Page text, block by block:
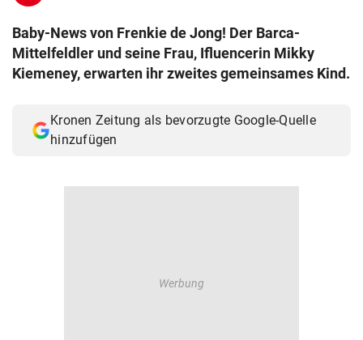
Baby-News von Frenkie de Jong! Der Barca-
Mittelfeldler und seine Frau, Ifluencerin Mikky
Kiemeney, erwarten ihr zweites gemeinsames Kind.
Kronen Zeitung als bevorzugte Google-Quelle
hinzufügen